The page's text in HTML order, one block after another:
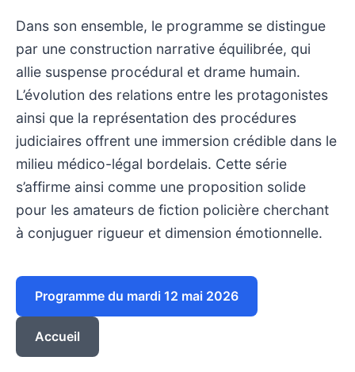
Dans son ensemble, le programme se distingue
par une construction narrative équilibrée, qui
allie suspense procédural et drame humain.
L’évolution des relations entre les protagonistes
ainsi que la représentation des procédures
judiciaires offrent une immersion crédible dans le
milieu médico-légal bordelais. Cette série
s’affirme ainsi comme une proposition solide
pour les amateurs de fiction policière cherchant
à conjuguer rigueur et dimension émotionnelle.
Programme du mardi 12 mai 2026
Accueil